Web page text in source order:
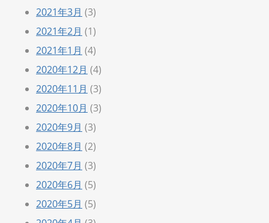
2021年3月 (3)
2021年2月 (1)
2021年1月 (4)
2020年12月 (4)
2020年11月 (3)
2020年10月 (3)
2020年9月 (3)
2020年8月 (2)
2020年7月 (3)
2020年6月 (5)
2020年5月 (5)